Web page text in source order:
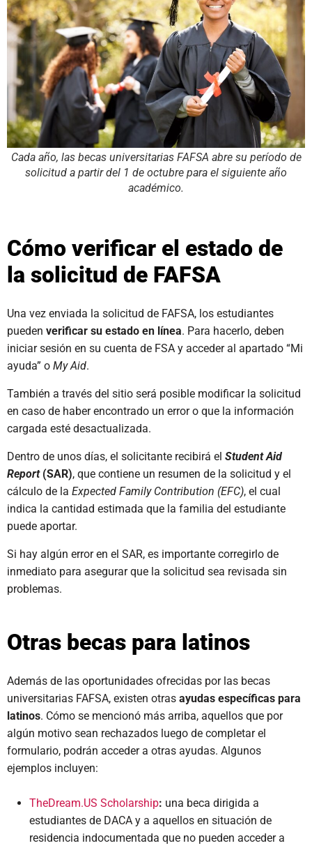
Cada año, las becas universitarias FAFSA abre su período de
solicitud a partir del 1 de octubre para el siguiente año
académico.
Cómo verificar el estado de
la solicitud de FAFSA
Una vez enviada la solicitud de FAFSA, los estudiantes
pueden verificar su estado en línea. Para hacerlo, deben
iniciar sesión en su cuenta de FSA y acceder al apartado “Mi
ayuda” o My Aid.
También a través del sitio será posible modificar la solicitud
en caso de haber encontrado un error o que la información
cargada esté desactualizada.
Dentro de unos días, el solicitante recibirá el Student Aid
Report(SAR), que contiene un resumen de la solicitud y el
cálculo de la Expected Family Contribution (EFC), el cual
indica la cantidad estimada que la familia del estudiante
puede aportar.
Si hay algún error en el SAR, es importante corregirlo de
inmediato para asegurar que la solicitud sea revisada sin
problemas.
Otras becas para latinos
Además de las oportunidades ofrecidas por las becas
universitarias FAFSA, existen otras ayudas específicas para
latinos. Cómo se mencionó más arriba, aquellos que por
algún motivo sean rechazados luego de completar el
formulario, podrán acceder a otras ayudas. Algunos
ejemplos incluyen:
TheDream.US Scholarship: una beca dirigida a
estudiantes de DACA y a aquellos en situación de
residencia indocumentada que no pueden acceder a